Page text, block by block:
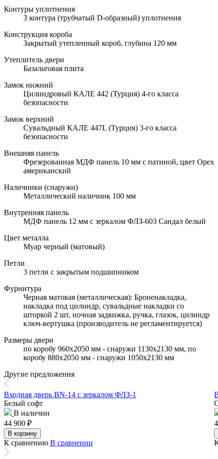
Контуры уплотнения
3 контура (трубчатый D-образный) уплотнения
Конструкция короба
Закрытый утепленный короб, глубина 120 мм
Утеплитель двери
Базальтовая плита
Замок нижний
Цилиндровый КАЛЕ 442 (Турция) 4-го класса
безопасности
Замок верхний
Сувальдный КАЛЕ 447L (Турция) 3-го класса
безопасности
Внешняя панель
Фрезерованная МДФ панель 10 мм с патиной, цвет Орех
американский
Наличники (снаружи)
Металлический наличник 100 мм
Внутренняя панель
МДФ панель 12 мм с зеркалом ФЛЗ-603 Сандал белый
Цвет металла
Муар черный (матовый)
Петли
3 петли с закрытым подшипником
Фурнитура
Черная матовая (металлическая): Броненакладка,
накладка под цилиндр, сувальдные накладки со
шторкой 2 шт, ночная задвижка, ручка, глазок, цилиндр
ключ-вертушка (производитель не регламентируется)
Размеры двери
по коробу 960х2050 мм - снаружи 1130х2130 мм, по
коробу 880х2050 мм - снаружи 1050х2130 мм
Другие предложения
Входная дверь BN-14 с зеркалом ФЛЗ-1
Белый софт
В наличии
44 900 ₽
В корзину
К сравнению В сравнении